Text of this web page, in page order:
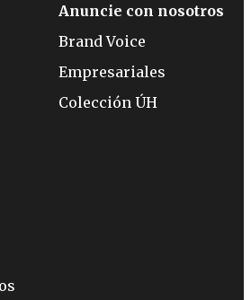
Anuncie con nosotros
Brand Voice
Empresariales
Colección ÚH